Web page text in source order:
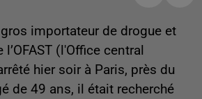
importateur de drogue et
(l'Office central
hier soir à Paris, près du
de 49 ans, il était recherché